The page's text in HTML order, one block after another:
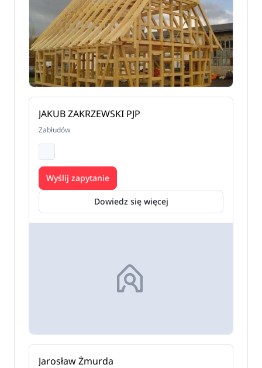
JAKUB ZAKRZEWSKI PJP
Zabłudów
Dowiedz się więcej
Wyślij zapytanie
Jarosław Żmurda